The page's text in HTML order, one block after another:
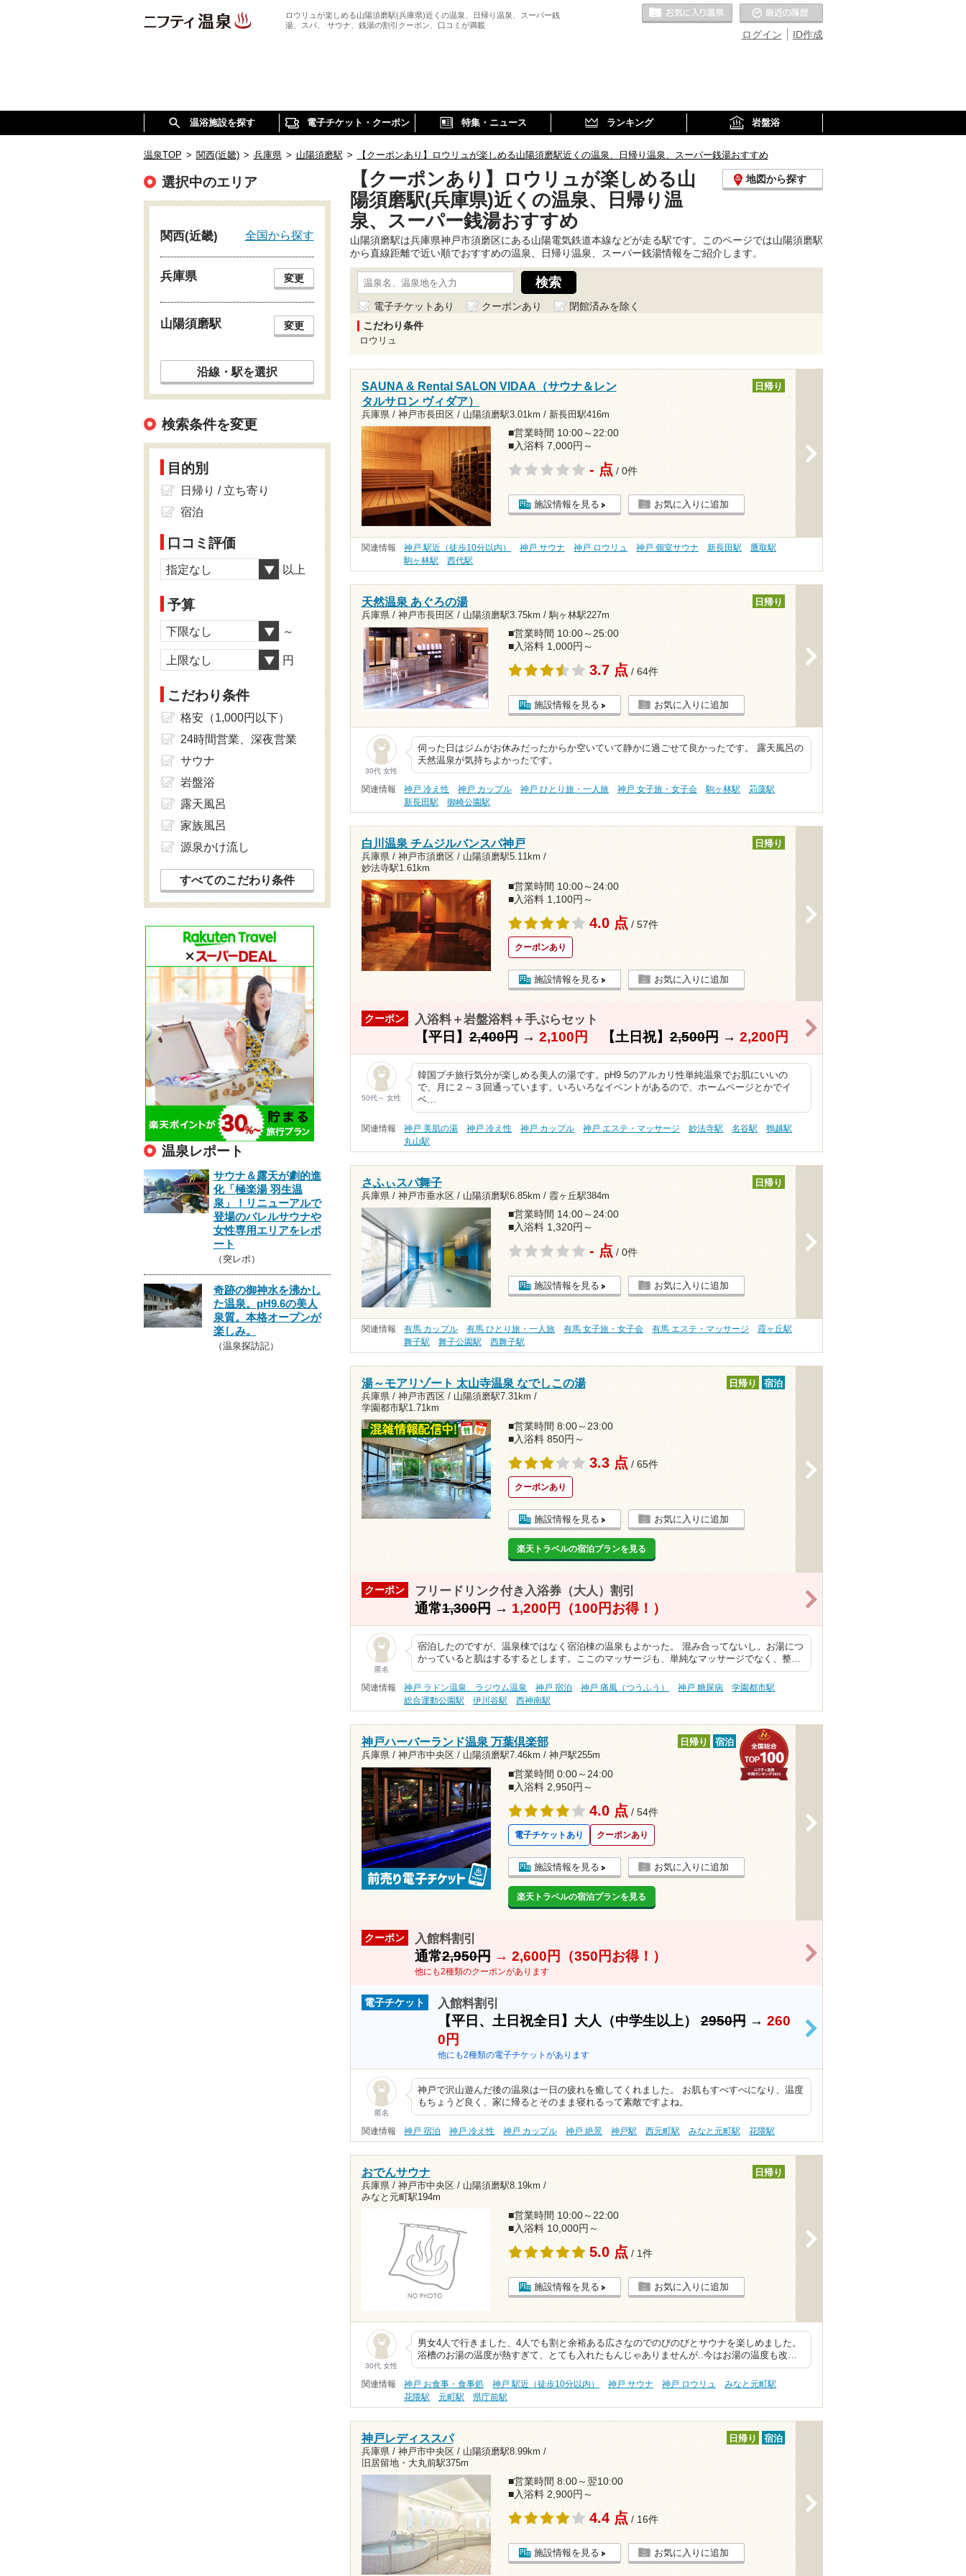
ロウリュが楽しめる山陽須磨駅(兵庫県)近くの温泉、日帰り温泉、スーパー銭
湯、スパ、 サウナ、銭湯の割引クーポン、口コミが満載
ID作成
ログイン
お気に入りの温泉
温浴施設を探す 電子チケット・クーポン 特集・ニュース ランキング 岩盤浴
温泉TOP > 関西(近畿) > 兵庫県 > 山陽須磨駅 > 【クーポンあり】ロウリュが楽しめる山陽須磨駅近くの温泉、日帰り温泉、スーパー銭湯おすすめ
【クーポンあり】ロウリュが楽しめる山
陽須磨駅(兵庫県)近くの温泉、日帰り温
泉、スーパー銭湯おすすめ
地図から探す
山陽須磨駅は兵庫県神戸市須磨区にある山陽電気鉄道本線などが走る駅です。このページでは山陽須磨駅
から直線距離で近い順でおすすめの温泉、日帰り温泉、スーパー銭湯情報をご紹介します。
電子チケットあり クーポンあり
閉館済みを除く
こだわり条件
ロウリュ
SAUNA & Rental SALON VIDAA（サウナ＆レン
タルサロン ヴィダア）
兵庫県 / 神戸市長田区 / 山陽須磨駅3.01km / 新長田駅416m
日帰り
■営業時間 10:00～22:00
■入浴料 7,000円～
- 点 / 0件
施設情報を見る お気に入りに追加
関連情報 神戸 駅近（徒歩10分以内） 神戸 サウナ 神戸 ロウリュ 神戸 個室サウナ 新長田駅
鷹取駅
駒ヶ林駅
西代駅
天然温泉 あぐろの湯
兵庫県 / 神戸市長田区 / 山陽須磨駅3.75km /駒ヶ林駅227m
日帰り
■営業時間 10:00～25:00
■入浴料 1,000円～
3.7 点 / 64件
施設情報を見る お気に入りに追加
30代 女性
伺った日はジムがお休みだったからか空いていて静かに過ごせて良かったです。 露天風呂の
天然温泉が気持ちよかったです。
関連情報 神戸 冷え性 神戸 カップル 神戸 ひとり旅・一人旅 神戸 女子旅・女子会 駒ヶ林駅
苅藻駅
新長田駅
御崎公園駅
白川温泉 チムジルバンスパ神戸
兵庫県 / 神戸市須磨区 / 山陽須磨駅5.11km /
妙法寺駅1.61km
日帰り
■営業時間 10:00～24:00
■入浴料 1,100円～
4.0 点 / 57件
クーポンあり
施設情報を見る お気に入りに追加
クーポン 入浴料＋岩盤浴料＋手ぶらセット
【平日】2,400円→ 2,100円 【土日祝】2,500円→ 2,200円
50代～ 女性
韓国プチ旅行気分が楽しめる美人の湯です。pH9.5のアルカリ性単純温泉でお肌にいいの
で、月に２～３回通っています。いろいろなイベントがあるので、ホームページとかでイ
ベ…
関連情報 神戸 美肌の湯 神戸 冷え性 神戸 カップル 神戸 エステ・マッサージ 妙法寺駅 名谷駅
鵯越駅
丸山駅
さふぃスパ舞子
兵庫県 / 神戸市垂水区 / 山陽須磨駅6.85km / 霞ヶ丘駅384m
日帰り
■営業時間 14:00～24:00
■入浴料 1,320円～
- 点 / 0件
施設情報を見る お気に入りに追加
関連情報 有馬 カップル 有馬 ひとり旅・一人旅 有馬 女子旅・女子会 有馬 エステ・マッサージ
霞ヶ丘駅
舞子駅
舞子公園駅 西舞子駅
湯～モアリゾート 太山寺温泉 なでしこの湯
兵庫県 / 神戸市西区 / 山陽須磨駅7.31km /
学園都市駅1.71km
日帰り 宿泊
■営業時間 8:00～23:00
■入浴料 850円～
3.3 点 / 65件
クーポンあり
施設情報を見る お気に入りに追加
楽天トラベルの宿泊プランを見る
クーポン フリードリンク付き入浴券（大人）割引
通常1,300円→ 1,200円（100円お得！）
匿名
宿泊したのですが、温泉棟ではなく宿泊棟の温泉もよかった。 混み合ってないし。お湯につ
かっていると肌はするするとします。ここのマッサージも、単純なマッサージでなく、整…
関連情報 神戸 ラドン温泉、ラジウム温泉 神戸 宿泊 神戸 痛風（つうふう） 神戸 糖尿病
学園都市駅
総合運動公園駅
伊川谷駅 西神南駅
神戸ハーバーランド温泉 万葉倶楽部
兵庫県 / 神戸市中央区 / 山陽須磨駅7.46km / 神戸駅255m
日帰り 宿泊
■営業時間 0:00～24:00
■入浴料 2,950円～
4.0 点 / 54件
電子チケットあり クーポンあり
施設情報を見る お気に入りに追加
楽天トラベルの宿泊プランを見る
クーポン 入館料割引
通常2,950円→ 2,600円（350円お得！）
他にも2種類のクーポンがあります
>
電子チケット 入館料割引
【平日、土日祝全日】大人（中学生以上）2950円→ 260
0円
他にも2種類の電子チケットがあります
>
匿名
神戸で沢山遊んだ後の温泉は一日の疲れを癒してくれました。 お肌もすべすべになり、温度
もちょうど良く、家に帰るとそのまま寝れるって素敵ですよね。
関連情報 神戸 宿泊 神戸 冷え性 神戸 カップル 神戸 絶景 神戸駅 西元町駅 みなと元町駅 花隈駅
おでんサウナ
兵庫県 / 神戸市中央区 / 山陽須磨駅8.19km /
みなと元町駅194m
日帰り
■営業時間 10:00～22:00
■入浴料 10,000円～
5.0 点 / 1件
施設情報を見る お気に入りに追加
30代 女性
男女4人で行きました、4人でも割と余裕ある広さなのでのびのびとサウナを楽しめました。
浴槽のお湯の温度が熱すぎて、とても入れたもんじゃありませんが..今はお湯の温度も改…
関連情報 神戸 お食事・食事処 神戸 駅近（徒歩10分以内） 神戸 サウナ 神戸 ロウリュ
みなと元町駅
花隈駅
元町駅 県庁前駅
神戸レディススパ
兵庫県 / 神戸市中央区 / 山陽須磨駅8.99km /
旧居留地・大丸前駅375m
日帰り 宿泊
■営業時間 8:00～翌10:00
■入浴料 2,900円～
4.4 点 / 16件
施設情報を見る お気に入りに追加
選択中のエリア
関西(近畿) 全国から探す
兵庫県 変更
山陽須磨駅 変更
沿線・駅を選択
検索条件を変更
目的別
日帰り / 立ち寄り
宿泊
口コミ評価
指定なし 以上
予算
下限なし ～
上限なし 円
こだわり条件
格安（1,000円以下）
24時間営業、深夜営業
サウナ
岩盤浴
露天風呂
家族風呂
源泉かけ流し
すべてのこだわり条件
温泉レポート
サウナ＆露天が劇的進
化「極楽湯 羽生温
泉」！リニューアルで
登場のバレルサウナや
女性専用エリアをレポ
ート
（突レポ）
奇跡の御神水を沸かし
た温泉。pH9.6の美人
泉質。本格オープンが
楽しみ。
（温泉探訪記）